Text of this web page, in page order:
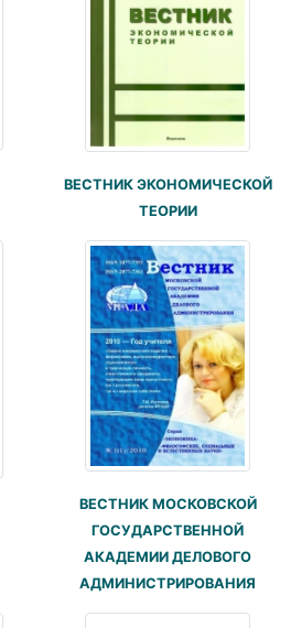
ВЕСТНИК ЭКОНОМИЧЕСКОЙ
ТЕОРИИ
ВЕСТНИК МОСКОВСКОЙ
ГОСУДАРСТВЕННОЙ
АКАДЕМИИ ДЕЛОВОГО
АДМИНИСТРИРОВАНИЯ